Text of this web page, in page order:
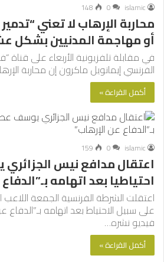
islamic
0
148
محاربة الإرهاب لا تعني
أو مهاجمة المدنيين بشكل
الفرنسي إيمانويل ماكرون إن محاربة
أكمل القراءة »
islamic
0
159
اعتقال مدافع نيس
احتياطيا بعد اتهامه
اعتقلت الشرطة الفرنسية الجمعة
على سبيل الاحتياط بعد اتهامه
فيديو نشره…
أكمل القراءة »